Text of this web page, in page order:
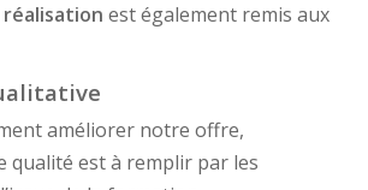
est également remis aux
améliorer notre offre,
qualité est à remplir par les